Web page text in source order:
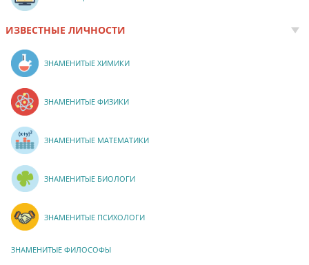
ИЗВЕСТНЫЕ ЛИЧНОСТИ
ЗНАМЕНИТЫЕ ХИМИКИ
ЗНАМЕНИТЫЕ ФИЗИКИ
ЗНАМЕНИТЫЕ МАТЕМАТИКИ
ЗНАМЕНИТЫЕ БИОЛОГИ
ЗНАМЕНИТЫЕ ПСИХОЛОГИ
ЗНАМЕНИТЫЕ ФИЛОСОФЫ